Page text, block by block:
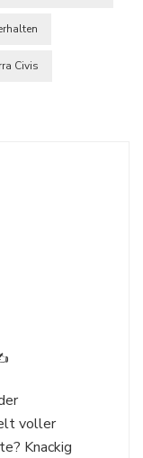
Civis
voller
Knackig